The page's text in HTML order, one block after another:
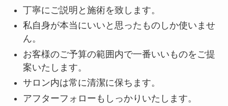
丁寧にご説明と施術を致します。
私自身が本当にいいと思ったものしか使いませ
ん。
お客様のご予算の範囲内で一番いいものをご提
案いたします。
サロン内は常に清潔に保ちます。
アフターフォローもしっかりいたします。